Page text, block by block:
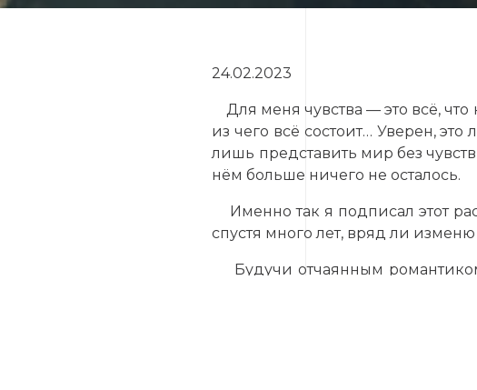
24.02.2023
Для меня чувства — это всё, что
из чего всё состоит… Уверен,
лишь представить мир без
нём больше ничего не осталось.
Именно так я подписал этот
спустя много лет, вряд ли
Будучи отчаянным